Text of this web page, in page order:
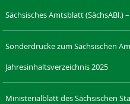
Sächsisches Amtsblatt (SächsABl.)
Sonderdrucke zum Sächsischen
Jahresinhaltsverzeichnis 2025
Ministerialblatt des Sächsischen